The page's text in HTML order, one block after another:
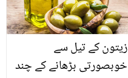
زیتون کے تیل سے
خوبصورتی بڑھانے کے چند